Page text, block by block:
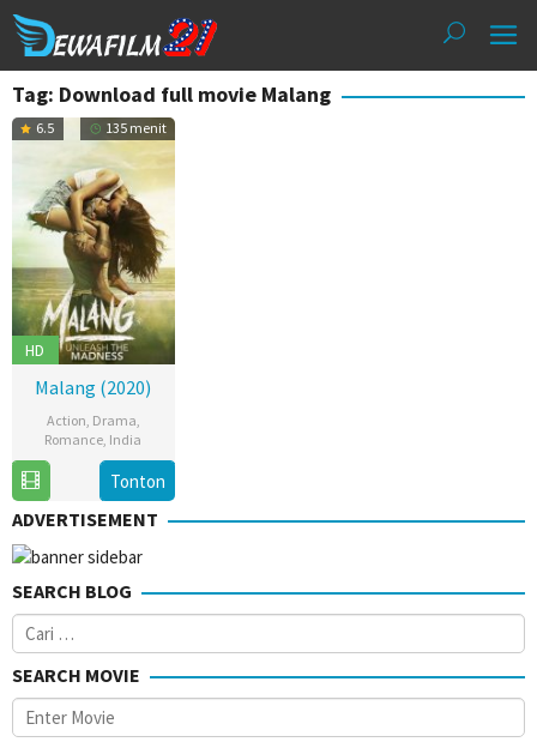
Loncat
ke
konten
Tag: Download full movie Malang
6.5 135 menit
HD
Malang (2020)
Action Drama
Romance India
Feb
2020
Mohit
Suri
Tonton
ADVERTISEMENT
SEARCH BLOG
Cari
untuk:
SEARCH MOVIE